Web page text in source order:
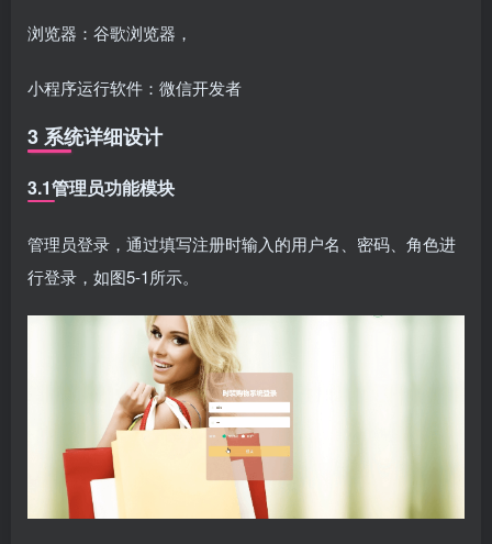
浏览器：谷歌浏览器，
小程序运行软件：微信开发者
3 系统详细设计
3.1管理员功能模块
管理员登录，通过填写注册时输入的用户名、密码、角色进
行登录，如图5-1所示。